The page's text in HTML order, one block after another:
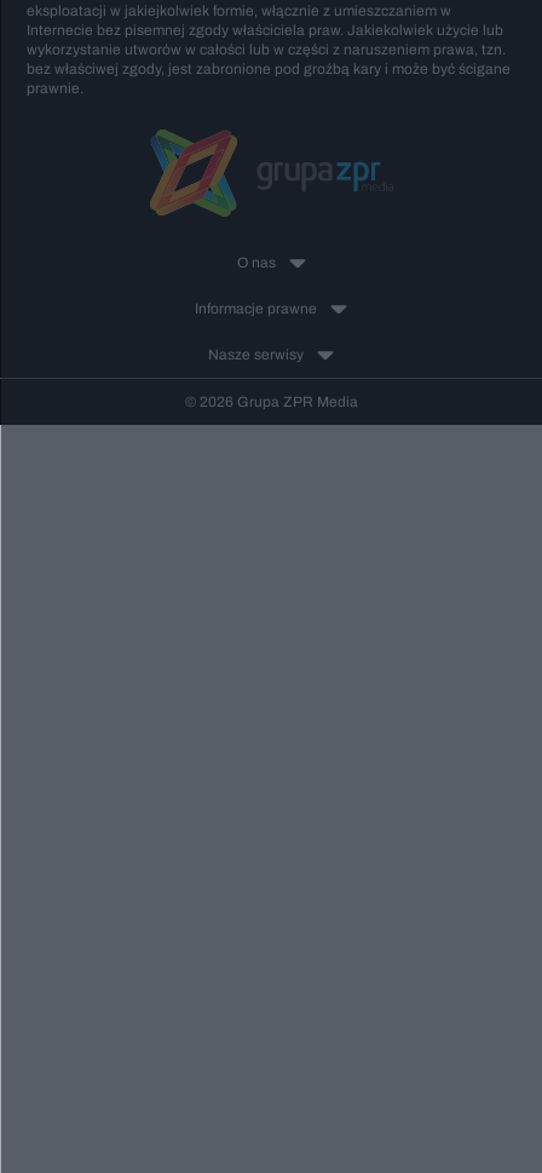
eksploatacji w jakiejkolwiek formie, włącznie z umieszczaniem w
Internecie bez pisemnej zgody właściciela praw. Jakiekolwiek użycie lub
wykorzystanie utworów w całości lub w części z naruszeniem prawa, tzn.
bez właściwej zgody, jest zabronione pod groźbą kary i może być ścigane
prawnie.
O nas
Informacje prawne
Nasze serwisy
© 2026 Grupa ZPR Media